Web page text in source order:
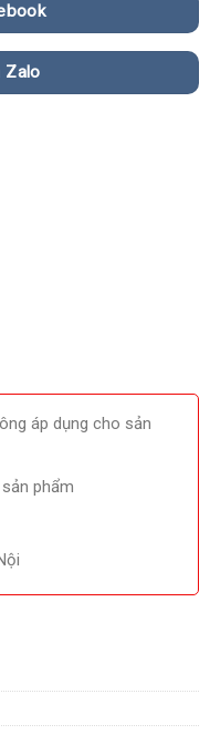
Zalo
áp dụng cho sản
phẩm